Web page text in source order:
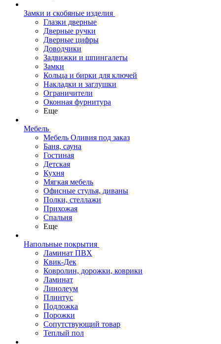
Замки и скобяные изделия
Глазки дверные
Дверные ручки
Дверные цифры
Доводчики
Задвижки и шпингалеты
Замки
Кольца и бирки для ключей
Накладки и заглушки
Ограничители
Оконная фурнитура
Еще
Мебель
Мебель Оливия под заказ
Баня, сауна
Гостиная
Детская
Кухня
Мягкая мебель
Офисные стулья, диваны
Полки, стеллажи
Прихожая
Спальня
Еще
Напольные покрытия
Ламинат ПВХ
Квик-Дек
Ковролин, дорожки, коврики
Ламинат
Линолеум
Плинтус
Подложка
Порожки
Сопутствующий товар
Теплый пол